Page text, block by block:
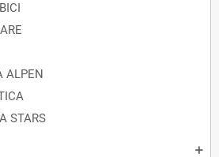
ALPEN
STARS